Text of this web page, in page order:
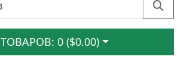
ТОВАРОВ: 0 ($0.00)